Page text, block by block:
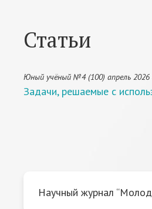
Статьи
Юный учёный №4 (100) апрель 2026
Задачи, решаемые с
Научный журнал